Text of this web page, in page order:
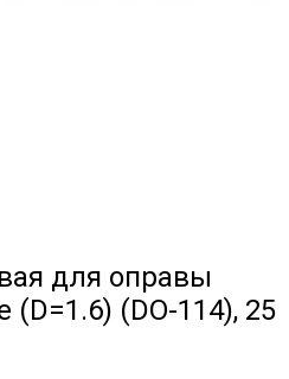
для оправы
(DO-114), 25